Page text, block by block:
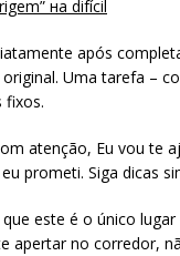
на difícil
após
Uma tarefa –
fixos.
atenção, Eu vou te
prometi. Siga dicas
este é o único
apertar no corredor,